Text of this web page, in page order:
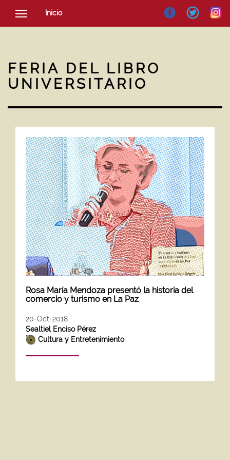
Inicio
SOCIEDAD
NOTICIAS
FERIA DEL LIBRO
UNIVERSITARIO
Rosa María Mendoza presentó la historia del
comercio y turismo en La Paz
20-Oct-2018
Sealtiel Enciso Pérez
Cultura y Entretenimiento